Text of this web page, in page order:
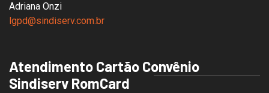
Adriana Onzi
lgpd@sindiserv.com.br
Atendimento Cartão Convênio
Sindiserv RomCard